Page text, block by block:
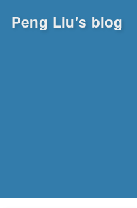
Peng Liu's blog